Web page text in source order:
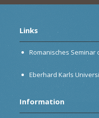
Links
Romanisches Seminar
Eberhard Karls
Information